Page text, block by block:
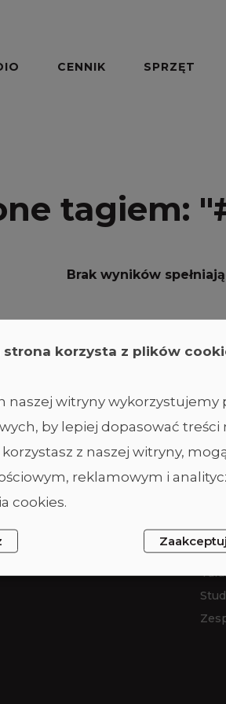
CENNIK SPRZĘT
tagiem:
Brak wyników
strona korzysta z plików
naszej witryny wykorzystujemy
by lepiej dopasować
korzystasz z naszej witryny,
reklamowym i
cookies.